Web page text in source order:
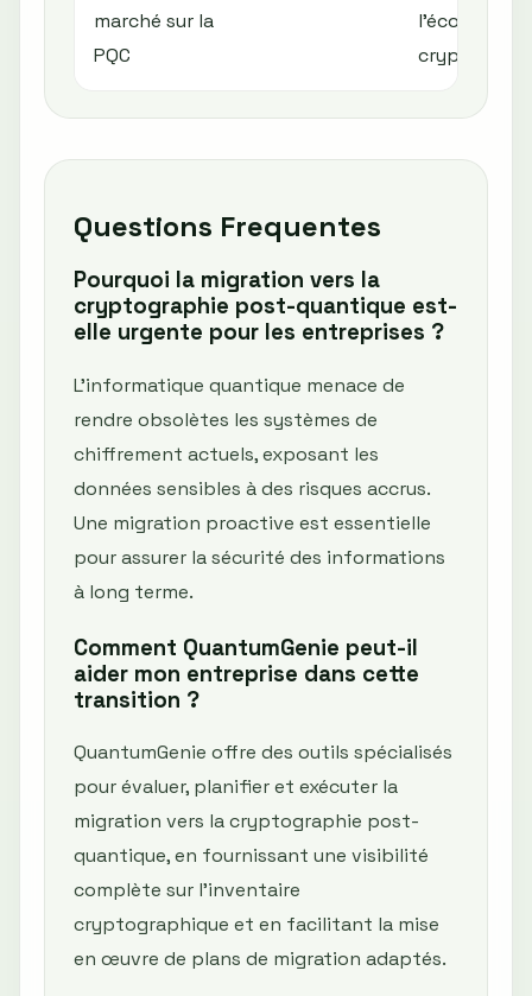
marché sur la
PQC
Questions Frequentes
Pourquoi la migration vers la
cryptographie post-quantique est-
elle urgente pour les entreprises ?
L'informatique quantique menace de
rendre obsolètes les systèmes de
chiffrement actuels, exposant les
données sensibles à des risques accrus.
Une migration proactive est essentielle
pour assurer la sécurité des informations
à long terme.
Comment QuantumGenie peut-il
aider mon entreprise dans cette
transition ?
QuantumGenie offre des outils spécialisés
pour évaluer, planifier et exécuter la
migration vers la cryptographie post-
quantique, en fournissant une visibilité
complète sur l'inventaire
cryptographique et en facilitant la mise
en œuvre de plans de migration adaptés.